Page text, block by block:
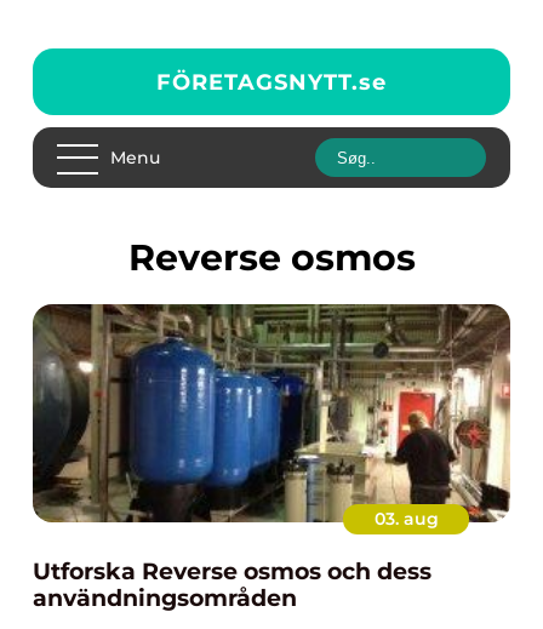
FÖRETAGSNYTT.se
Menu
Reverse osmos
03. aug
Utforska Reverse osmos och dess
användningsområden